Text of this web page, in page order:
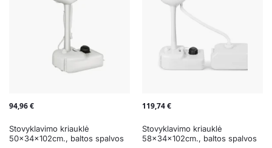
94,96€
Stovyklavimo kriauklė
50x34x102cm., baltos spalvos
119,74€
Stovyklavimo kriauklė
58x34x102cm., baltos spalvos